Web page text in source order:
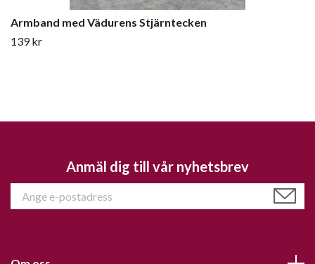
Armband med Vädurens Stjärntecken
139 kr
Anmäl dig till vår nyhetsbrev